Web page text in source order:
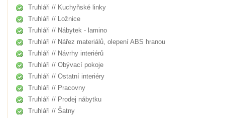
Truhláři // Kuchyňské linky
Truhláři // Ložnice
Truhláři // Nábytek - lamino
Truhláři // Nářez materiálů, olepení ABS hranou
Truhláři // Návrhy interiérů
Truhláři // Obývací pokoje
Truhláři // Ostatní interiéry
Truhláři // Pracovny
Truhláři // Prodej nábytku
Truhláři // Šatny